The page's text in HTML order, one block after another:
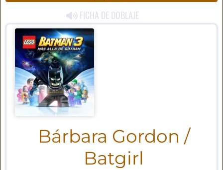
FICHA DE DOBLAJE
Bárbara Gordon /
Batgirl